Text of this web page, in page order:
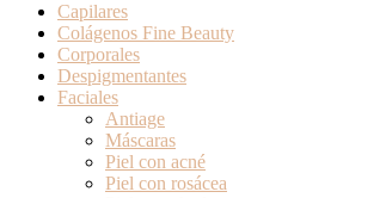
Capilares
Colágenos Fine Beauty
Corporales
Despigmentantes
Faciales
Antiage
Máscaras
Piel con acné
Piel con rosácea